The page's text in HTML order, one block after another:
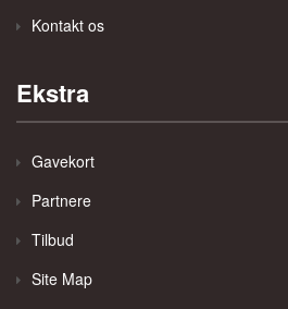
Kontakt os
Ekstra
Gavekort
Partnere
Tilbud
Site Map